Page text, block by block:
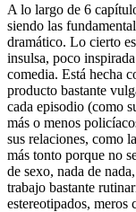
A lo largo de 6
siendo las
dramático. Lo cierto
insulsa, poco
comedia. Está hecha
producto bastante
cada episodio (como
más o menos
sus relaciones, como
más tonto porque no
de sexo, nada de
trabajo bastante
estereotipados, meros